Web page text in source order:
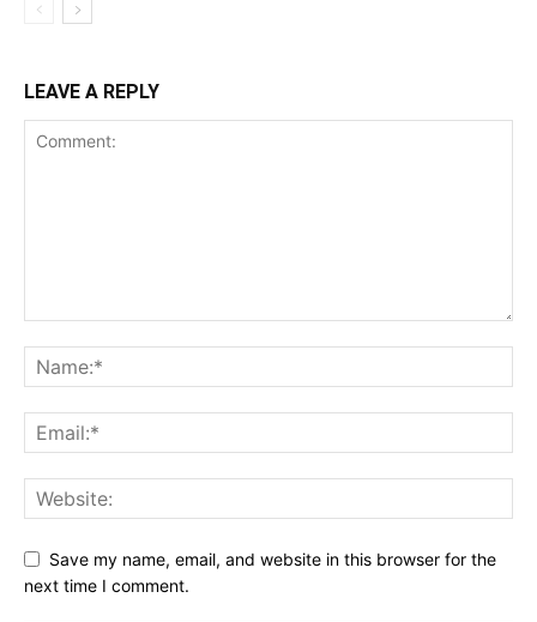
LEAVE A REPLY
Save my name, email, and website in this browser for the
next time I comment.